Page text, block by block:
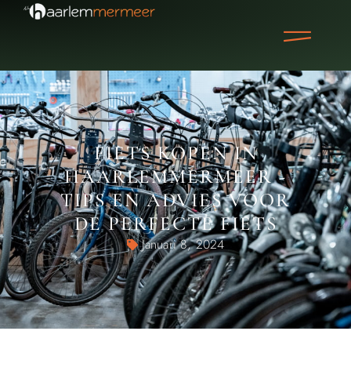
FIETS KOPEN IN
HAARLEMMERMEER -
TIPS EN ADVIES VOOR
DE PERFECTE FIETS
Januari 8, 2024